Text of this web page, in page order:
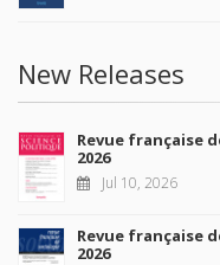
New Releases
Revue française
2026
Jul 10, 2026
Revue française
2026